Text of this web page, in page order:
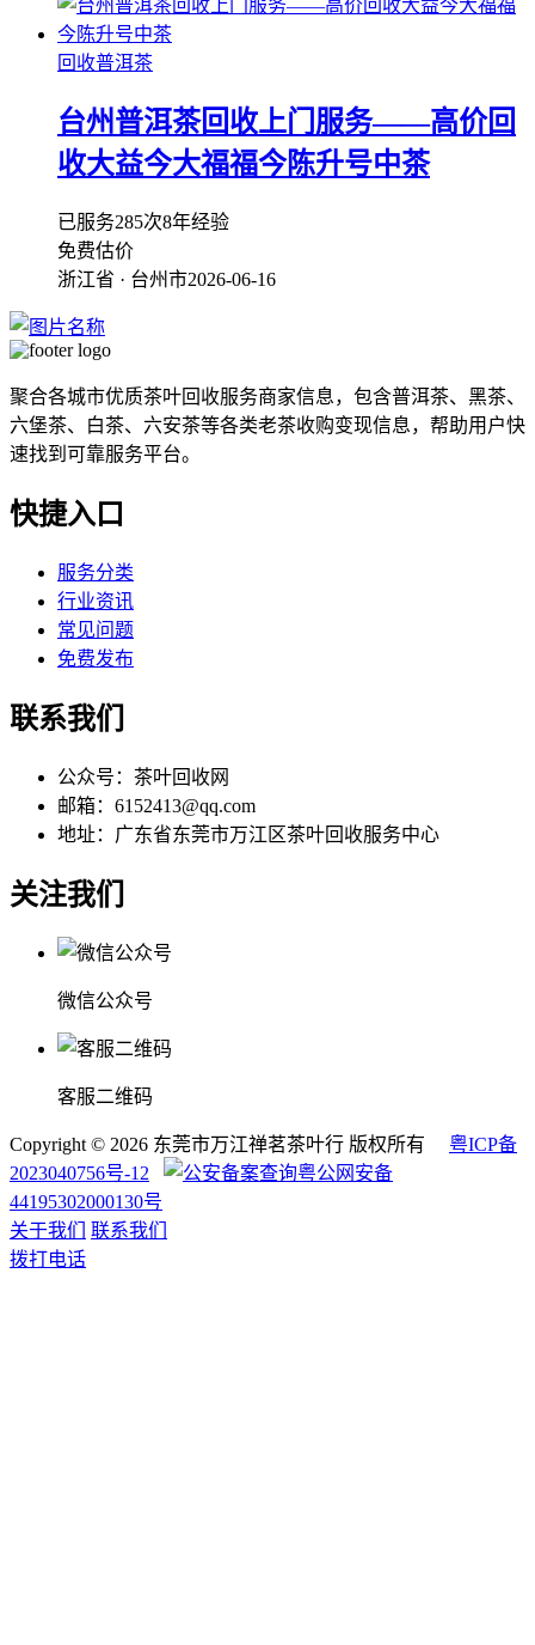
回收普洱茶
台州普洱茶回收上门服务——高价回
收大益今大福福今陈升号中茶
已服务285次8年经验
免费估价
浙江省 · 台州市2026-06-16
聚合各城市优质茶叶回收服务商家信息，包含普洱茶、黑茶、
六堡茶、白茶、六安茶等各类老茶收购变现信息，帮助用户快
速找到可靠服务平台。
快捷入口
服务分类
行业资讯
常见问题
免费发布
联系我们
公众号：茶叶回收网
邮箱：6152413@qq.com
地址：广东省东莞市万江区茶叶回收服务中心
关注我们
微信公众号
客服二维码
Copyright © 2026 东莞市万江禅茗茶叶行 版权所有
粤ICP备
2023040756号-12
粤公网安备
44195302000130号
关于我们
联系我们
拨打电话